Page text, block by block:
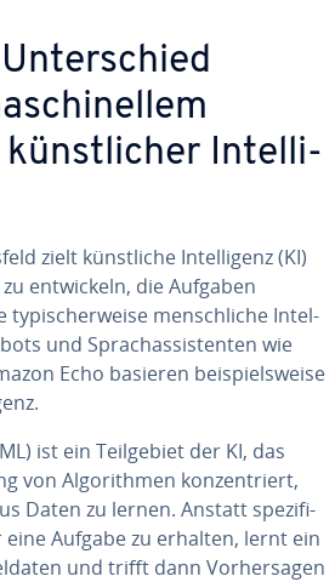
künst­li­cher In­tel­li­
zielt künst­li­che In­tel­li­genz (KI)
ent­wi­ckeln, die Aufgaben
ty­pi­scher­wei­se mensch­li­che In­tel­
und Sprach­as­sis­ten­ten wie
Echo basieren bei­spiels­wei­se
ist ein Teil­ge­biet der KI, das
von Al­go­rith­men kon­zen­triert,
Daten zu lernen. Anstatt spe­zi­fi­
Aufgabe zu erhalten, lernt ein
und trifft dann Vor­her­sa­gen